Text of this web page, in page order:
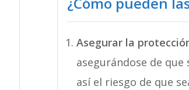
Asegurar la
asegurándose de
así el riesgo de que